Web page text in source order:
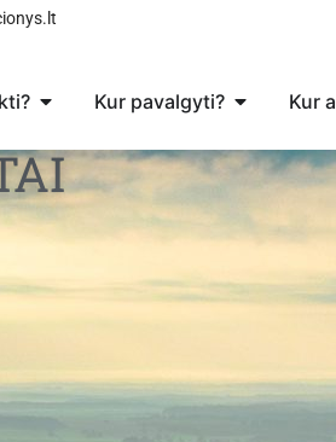
Kur pavalgyti? Kur